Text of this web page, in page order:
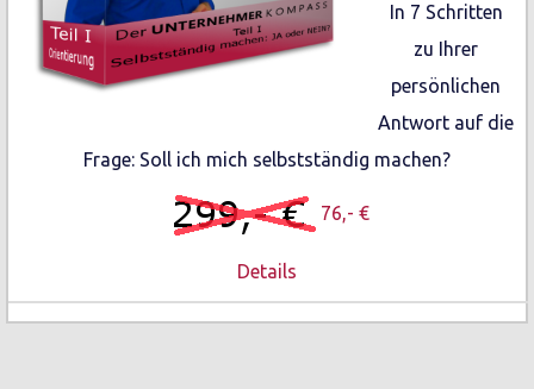
In 7 Schritten
zu Ihrer
persönlichen
Antwort auf die
Frage: Soll ich mich selbstständig machen?
76,- €
Details